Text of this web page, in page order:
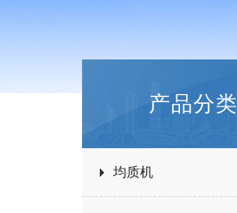
产品分类
均质机